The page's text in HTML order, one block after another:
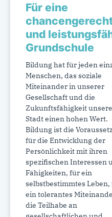
Für eine
und
Grundschule
Bildung hat für jeden
Menschen, das soziale
Miteinander in unserer
Gesellschaft und die
Zukunftsfähigkeit
Stadt einen hohen Wert.
Bildung ist die
für die Entwicklung der
Persönlichkeit mit ihren
spezifischen Interessen
Fähigkeiten, für ein
selbstbestimmtes
ein tolerantes
die Teilhabe an